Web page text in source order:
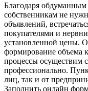
Благодаря
собственникам не
объявлений,
покупателями и
установленной цены.
формирование объема
процессы осуществим
профессионально.
лиц, так и от
Заполнить онлайн